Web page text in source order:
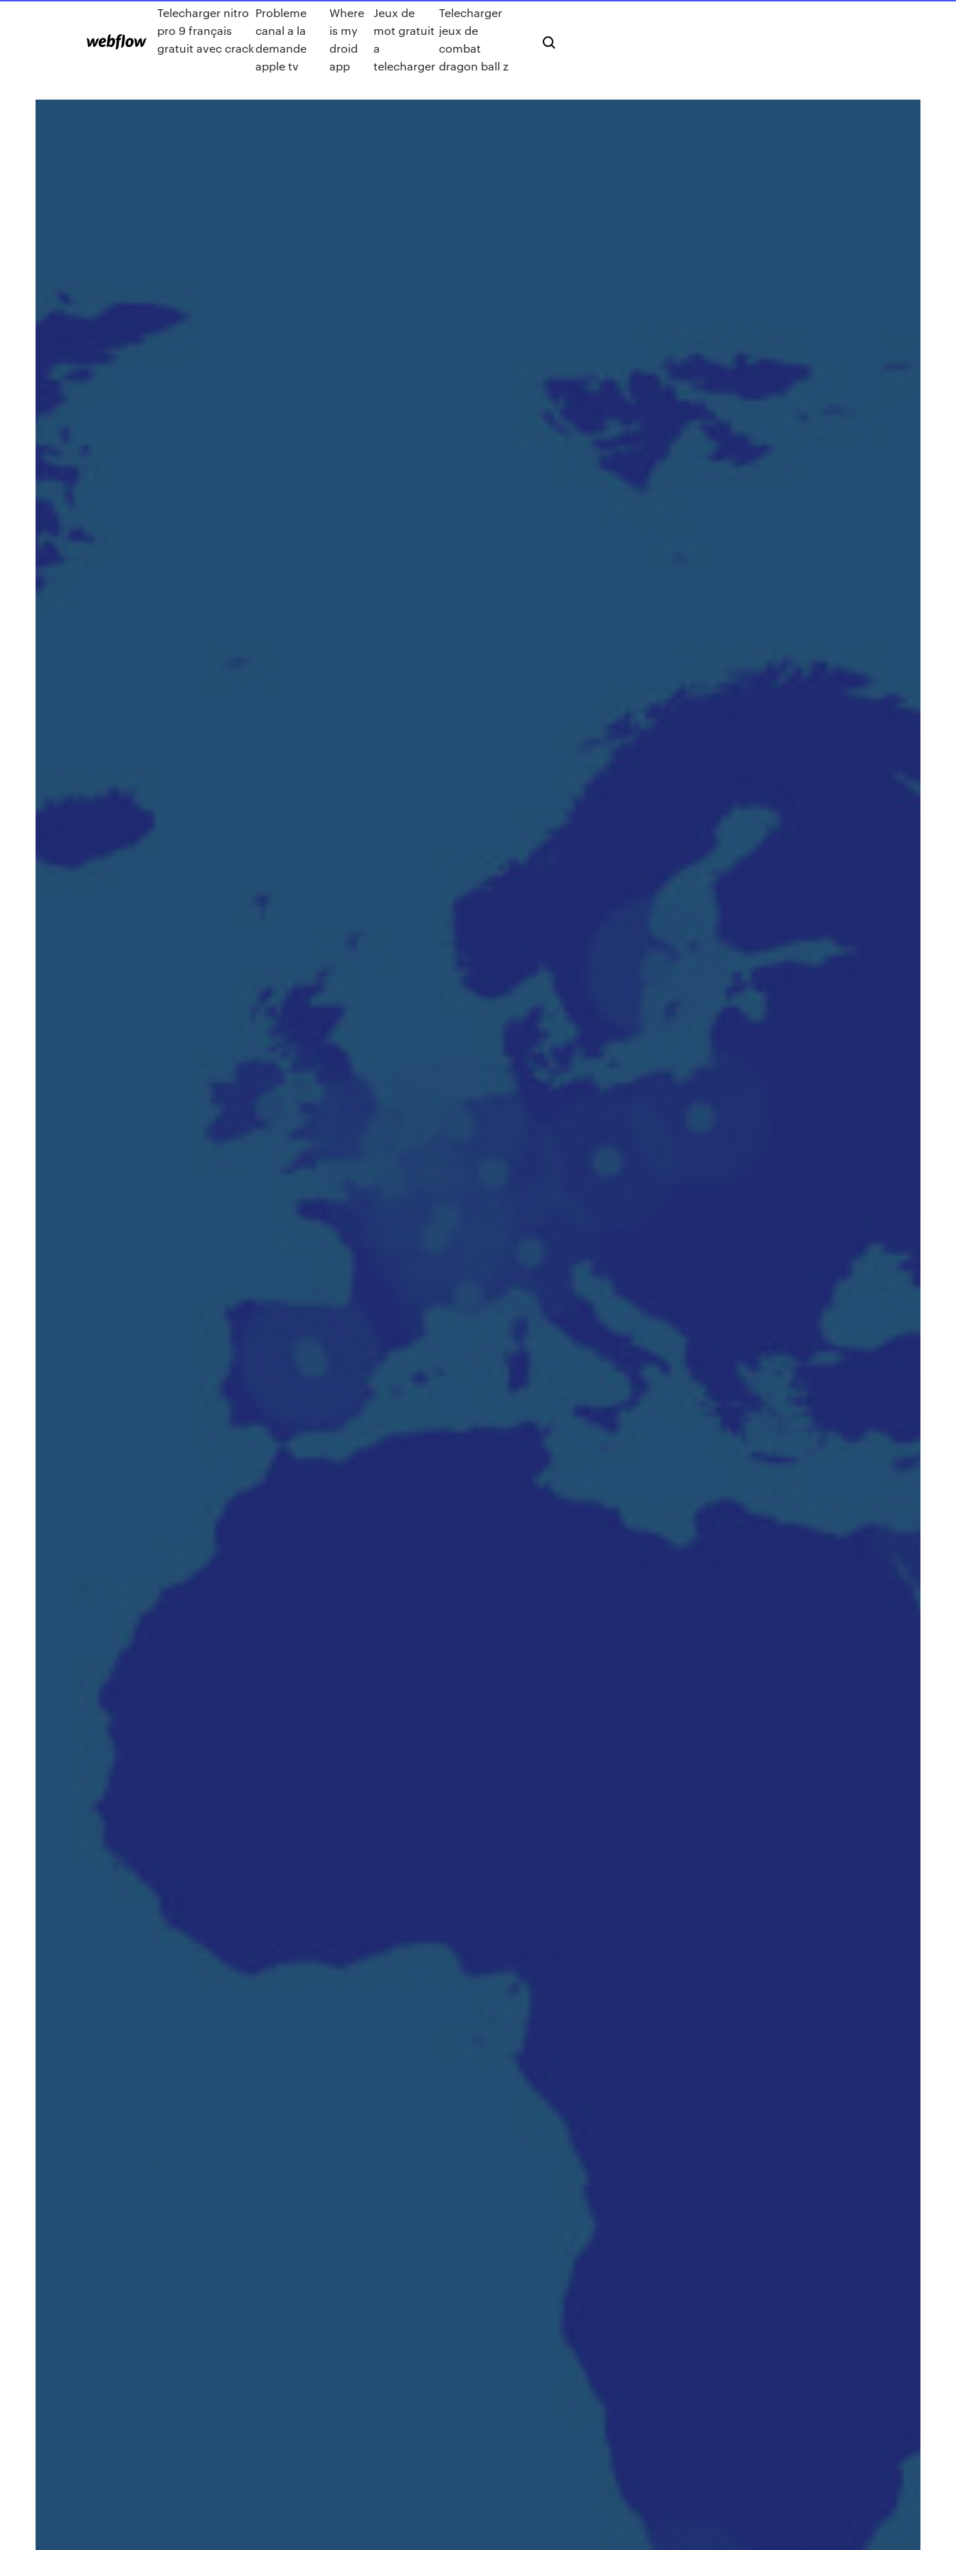
Telecharger nitro
pro 9 français
gratuit avec crack
Probleme
canal a la
demande
apple tv
Where
is my
droid
app
Jeux de
mot gratuit
a
telecharger
Telecharger
jeux de
combat
dragon ball z